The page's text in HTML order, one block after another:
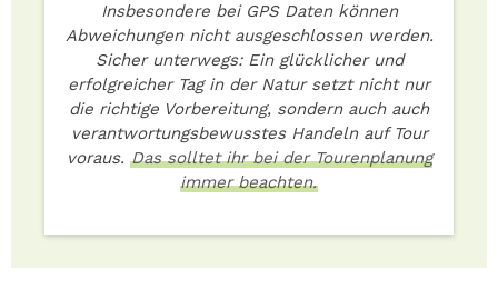
Insbesondere bei GPS Daten können
Abweichungen nicht ausgeschlossen werden.
Sicher unterwegs: Ein glücklicher und
erfolgreicher Tag in der Natur setzt nicht nur
die richtige Vorbereitung, sondern auch auch
verantwortungsbewusstes Handeln auf Tour
voraus. Das solltet ihr bei der Tourenplanung
immer beachten.